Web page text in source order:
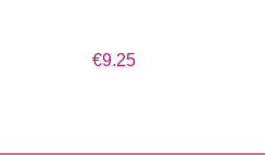
€9.25